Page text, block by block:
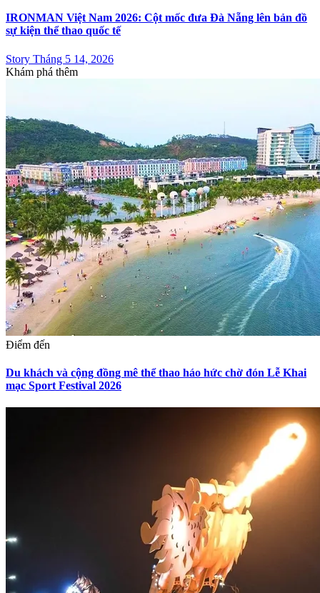
IRONMAN Việt Nam 2026: Cột mốc đưa Đà Nẵng lên bản đồ
sự kiện thể thao quốc tế
Story Tháng 5 14, 2026
Khám phá thêm
Điểm đến
Du khách và cộng đồng mê thể thao háo hức chờ đón Lễ Khai
mạc Sport Festival 2026